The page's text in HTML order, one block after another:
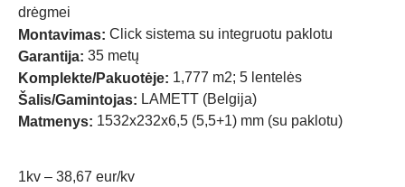
drėgmei
Montavimas: Click sistema su integruotu paklotu
Garantija: 35 metų
Komplekte/Pakuotėje: 1,777 m2; 5 lentelės
Šalis/Gamintojas: LAMETT (Belgija)
Matmenys: 1532x232x6,5 (5,5+1) mm (su paklotu)
1kv – 38,67 eur/kv